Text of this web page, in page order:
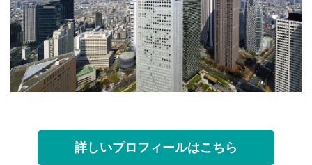
詳しいプロフィールはこちら